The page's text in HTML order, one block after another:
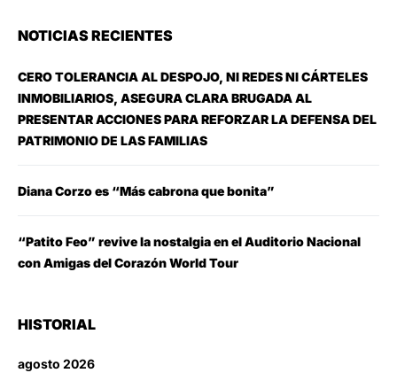
NOTICIAS RECIENTES
CERO TOLERANCIA AL DESPOJO, NI REDES NI CÁRTELES
INMOBILIARIOS, ASEGURA CLARA BRUGADA AL
PRESENTAR ACCIONES PARA REFORZAR LA DEFENSA DEL
PATRIMONIO DE LAS FAMILIAS
Diana Corzo es “Más cabrona que bonita”
“Patito Feo” revive la nostalgia en el Auditorio Nacional
con Amigas del Corazón World Tour
HISTORIAL
agosto 2026